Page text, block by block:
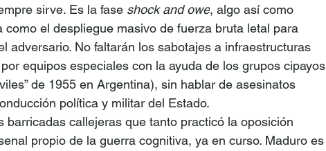
sirve. Es la fase shock and owe, algo así como
como el despliegue masivo de fuerza bruta letal para
adversario. No faltarán los sabotajes a infraestructuras
equipos especiales con la ayuda de los grupos cipayos
de 1955 en Argentina), sin hablar de asesinatos
política y militar del Estado.
barricadas callejeras que tanto practicó la oposición
propio de la guerra cognitiva, ya en curso. Maduro es